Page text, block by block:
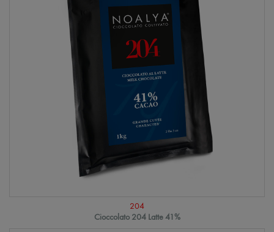
204
Cioccolato 204 Latte 41%